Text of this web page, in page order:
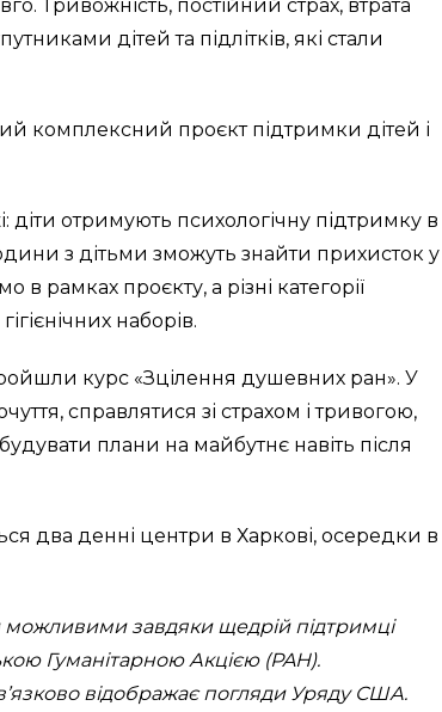
Тривожність, постійний страх, втрата
дітей та підлітків, які стали
комплексний проєкт підтримки дітей і
діти отримують психологічну підтримку в
з дітьми зможуть знайти прихисток у
рамках проєкту, а різні категорії
наборів.
курс «Зцілення душевних ран». У
справлятися зі страхом і тривогою,
плани на майбутнє навіть після
два денні центри в Харкові, осередки в
можливими завдяки щедрій підтримці
Гуманітарною Акцією (PAH).
відображає погляди Уряду США.